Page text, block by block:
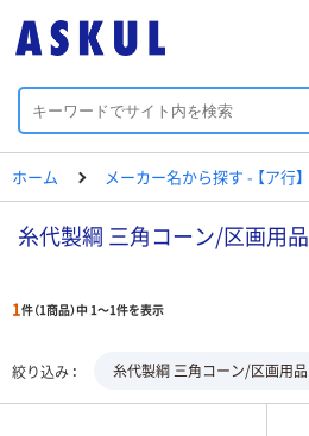
ホーム メーカー名から探す - 【ア行】
糸代製綱 三角コーン/区画用品
1件（1商品）中 1～1件を表示
絞り込み 糸代製綱 三角コーン/区画用品